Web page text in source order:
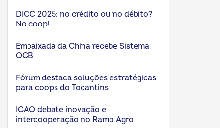
DICC 2025: no crédito ou no débito?
No coop!
Embaixada da China recebe Sistema
OCB
Fórum destaca soluções estratégicas
para coops do Tocantins
ICAO debate inovação e
intercooperação no Ramo Agro